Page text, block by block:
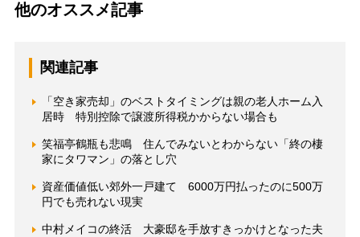
他のオススメ記事
関連記事
「空き家売却」のベストタイミングは親の老人ホーム入
居時 特別控除で譲渡所得税かからない場合も
笑福亭鶴瓶も悲鳴 住んでみないとわからない「終の棲
家にタワマン」の落とし穴
資産価値低い郊外一戸建て 6000万円払ったのに500万
円でも売れない現実
中村メイコの終活 大豪邸を手放すきっかけとなった夫